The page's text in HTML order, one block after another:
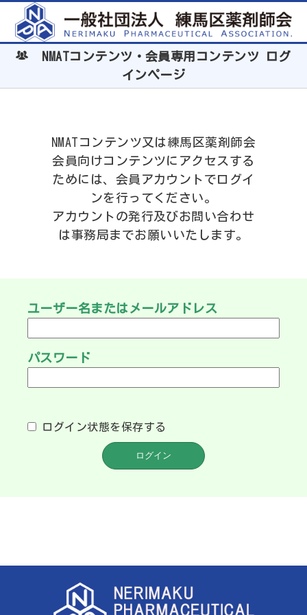
NMATコンテンツ・会員専用コンテンツ ログ
インページ
NMATコンテンツ又は練馬区薬剤師会
会員向けコンテンツにアクセスする
ためには、会員アカウントでログイ
ンを行ってください。
アカウントの発行及びお問い合わせ
は事務局までお願いいたします。
ユーザー名またはメールアドレス
パスワード
ログイン状態を保存する